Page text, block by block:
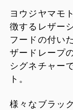
ヨウジヤマモ
徴するレザー
フードの付い
ザードレープ
シグネチャー
ト。
様々なブラッ